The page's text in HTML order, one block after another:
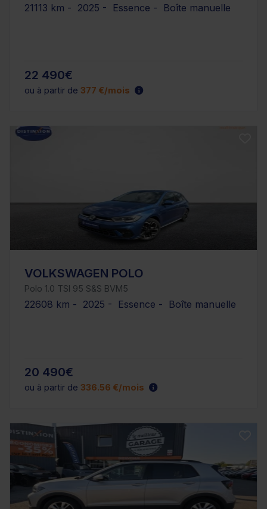
21113 km - 2025 - Essence - Boîte manuelle
22 490€
ou à partir de 377 €/mois
VOLKSWAGEN POLO
Polo 1.0 TSI 95 S&S BVM5
22608 km - 2025 - Essence - Boîte manuelle
20 490€
ou à partir de 336.56 €/mois